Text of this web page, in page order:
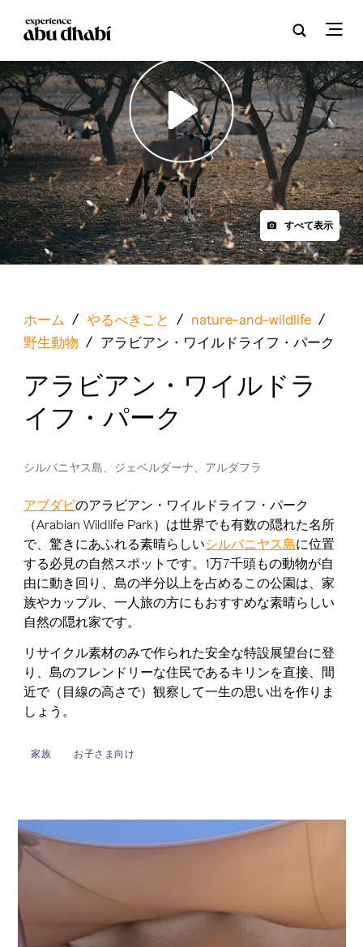
Play
すべて表示
ホーム / やるべきこと / nature-and-wildlife /
野生動物 / アラビアン・ワイルドライフ・パーク
アラビアン・ワイルドラ
イフ・パーク
シルバニヤス島、ジェベルダーナ、アルダフラ
アブダビのアラビアン・ワイルドライフ・パーク
（Arabian Wildlife Park）は世界でも有数の隠れた名所
で、驚きにあふれる素晴らしいシルバニヤス島に位置
する必見の自然スポットです。1万7千頭もの動物が自
由に動き回り、島の半分以上を占めるこの公園は、家
族やカップル、一人旅の方にもおすすめな素晴らしい
自然の隠れ家です。
リサイクル素材のみで作られた安全な特設展望台に登
り、島のフレンドリーな住民であるキリンを直接、間
近で（目線の高さで）観察して一生の思い出を作りま
しょう。
家族 お子さま向け